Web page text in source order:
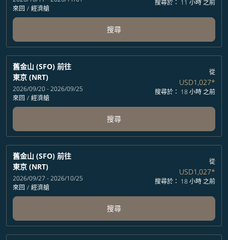
來回 / 經濟艙
搜尋於： 11 小時 之前
搜尋
舊金山 (SFO) 前往
東京 (NRT)
2026/09/20 - 2026/09/25
來回 / 經濟艙
從
USD1,027*
搜尋於： 18 小時 之前
搜尋
舊金山 (SFO) 前往
東京 (NRT)
2026/09/27 - 2026/10/25
來回 / 經濟艙
從
USD1,027*
搜尋於： 18 小時 之前
搜尋